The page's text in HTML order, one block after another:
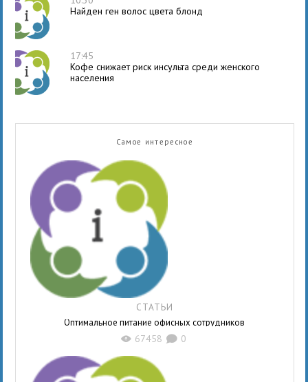
Найден ген волос цвета блонд
17:45
Кофе снижает риск инсульта среди женского
населения
Самое интересное
СТАТЬИ
Оптимальное питание офисных сотрудников
X 67458 K 0